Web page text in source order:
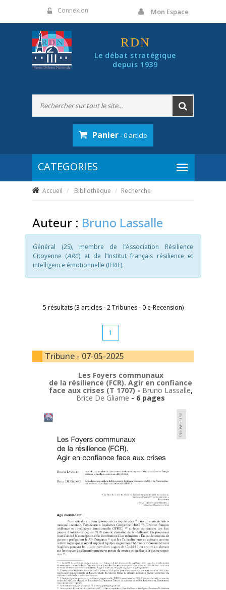
Connexion Mon Espace
RDN
Le débat stratégique
depuis 1939
Panier- 0 article
Accueil Bibliothèque Recherche
Auteur : Bruno Lassalle
Général (2S), membre de l’Association Résilience
Citoyenne (ARC) et de l’Institut français résilience et
intelligence émotionnelle (IFRIE).
5 résultats (3 articles - 2 Tribunes - 0 e-Recension)
1
Tribune - 07-05-2025
Les Foyers communaux
de la résilience (FCR). Agir en confiance
face aux crises (T 1707)- Bruno Lassalle,
Brice De Gliame - 6 pages